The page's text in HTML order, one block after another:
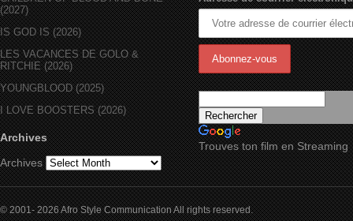
(2027)
IS GOD IS (2026)
LES VACANCES DE GOLO &
RITCHIE (2026)
YOUNGBLOOD (2025)
I LOVE BOOSTERS (2026)
Archives
Archives
Trouves ton film en Streaming
© 2001- 2026 Afro Style Communication All rights reserved.